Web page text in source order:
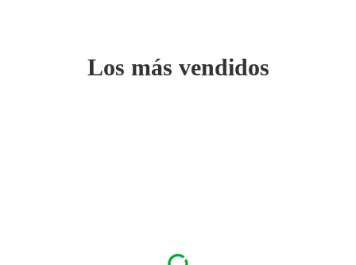
Los más vendidos